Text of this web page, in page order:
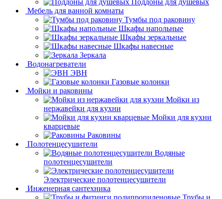
Мебель для ванной комнаты
Тумбы под раковину
Шкафы напольные
Шкафы зеркальные
Шкафы навесные
Зеркала
Водонагреватели
ЭВН
Газовые колонки
Мойки и раковины
Мойки из
нержавейки для кухни
Мойки для кухни
кварцевые
Раковины
Полотенцесушители
Водяные
полотенцесушители
Электрические полотенцесушители
Инженерная сантехника
Трубы и